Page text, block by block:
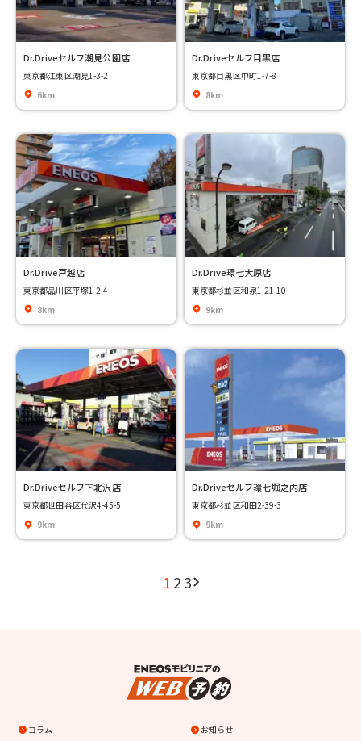
Dr.Driveセルフ潮見公園店
東京都江東区潮見1-3-2
6km
Dr.Driveセルフ目黒店
東京都目黒区中町1-7-8
8km
Dr.Drive戸越店
東京都品川区平塚1-2-4
8km
Dr.Drive環七大原店
東京都杉並区和泉1-21-10
9km
Dr.Driveセルフ下北沢店
東京都世田谷区代沢4-45-5
9km
Dr.Driveセルフ環七堀之内店
東京都杉並区和田2-39-3
9km
123
コラム
お知らせ